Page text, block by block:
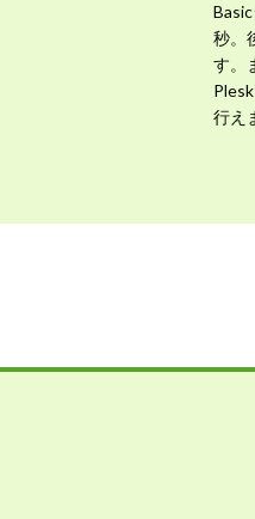
秒。
す。
行え